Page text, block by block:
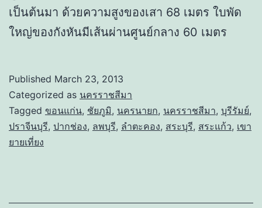
เป็นต้นมา ด้วยความสูงของเสา 68 เมตร ใบพัด
ใหญ่ของกังหันมีเส้นผ่านศูนย์กลาง 60 เมตร
Published March 23, 2013
Categorized as นครราชสีมา
Tagged ขอนแก่น, ชัยภูมิ, นครนายก, นครราชสีมา, บุรีรัมย์,
ปราจีนบุรี, ปากช่อง, ลพบุรี, ลำตะคอง, สระบุรี, สระแก้ว, เขา
ยายเที่ยง